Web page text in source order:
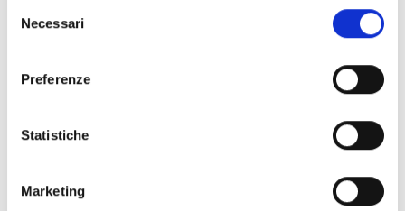
delNecessari
Preferenze
Statistiche
Marketing
dall’Ente per valutare le domande di contributo. La
lettura preliminare dei criteri ti aiuterà a capire se la
aggiudicarsi il contributo e quali aspetti sono
Hai bisogno di ulteriori informazioni?
Contatta la